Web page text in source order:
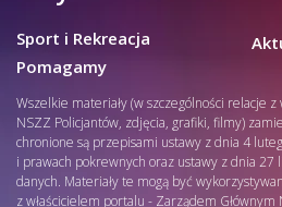
Sport i Rekreacja
Pomagamy
Wszelkie materiały (w szczególności relacje
NSZZ Policjantów, zdjęcia, grafiki, filmy)
chronione są przepisami ustawy z dnia 4
i prawach pokrewnych oraz ustawy z dnia 27
danych. Materiały te mogą być
z właścicielem portalu - Zarządem